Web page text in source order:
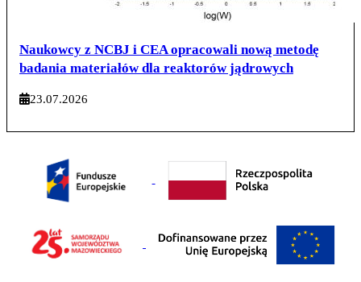
Naukowcy z NCBJ i CEA opracowali nową metodę
badania materiałów dla reaktorów jądrowych
23.07.2026